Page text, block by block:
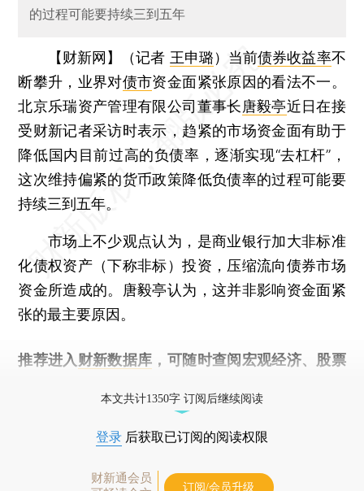
的过程可能要持续三到五年
【财新网】（记者 王申璐） 当前债券收益率不
断攀升，业界对债市资金面紧张原因的看法不一。
北京乐瑞资产管理有限公司董事长唐毅亭近日在接
受财新记者采访时表示，趋紧的市场资金面有助于
降低国内目前过高的负债率，逐渐实现“去杠杆”，
这次维持偏紧的货币政策降低负债率的过程可能要
持续三到五年。
市场上不少观点认为，是商业银行加大非标准
化债权资产（下称非标）投资，压缩流向债券市场
资金所造成的。唐毅亭认为，这并非影响资金面紧
张的最主要原因。
推荐进入 财新数据库 ，可随时查阅宏观经济、股票
本文共计1350字 订阅后继续阅读
登录 后获取已订阅的阅读权限
财新通会员
订阅/会员升级